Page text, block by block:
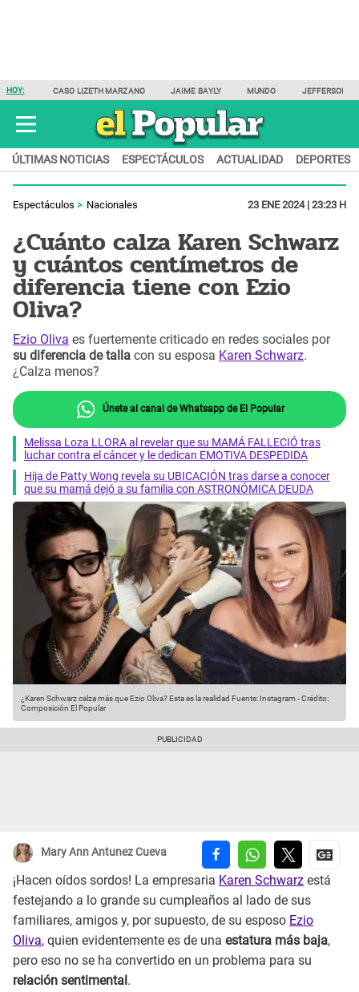
HOY: CASO LIZETH MARZANO JAIME BAYLY MUNDO JEFFERSON
ÚLTIMAS NOTICIAS ESPECTÁCULOS ACTUALIDAD DEPORTES
Espectáculos Nacionales 23 ENE 2024 | 23:23 H
¿Cuánto calza Karen Schwarz
y cuántos centímetros de
diferencia tiene con Ezio
Oliva?
Ezio Oliva es fuertemente criticado en redes sociales por
su diferencia de talla con su esposa Karen Schwarz.
¿Calza menos?
Únete al canal de Whatsapp de El Popular
Melissa Loza LLORA al revelar que su MAMÁ FALLECIÓ tras
luchar contra el cáncer y le dedican EMOTIVA DESPEDIDA
Hija de Patty Wong revela su UBICACIÓN tras darse a conocer
que su mamá dejó a su familia con ASTRONÓMICA DEUDA
¿Karen Schwarz calza más que Ezio Oliva? Esta es la realidad Fuente: Instagram -Crédito:
Composición El Popular
Mary Ann Antunez Cueva
¡Hacen oídos sordos! La empresaria Karen Schwarz está
festejando a lo grande su cumpleaños al lado de sus
familiares, amigos y, por supuesto, de su esposo Ezio
Oliva, quien evidentemente es de una estatura más baja,
pero eso no se ha convertido en un problema para su
relación sentimental .